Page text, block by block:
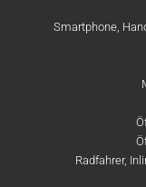
Smartphone,
Radfahrer,